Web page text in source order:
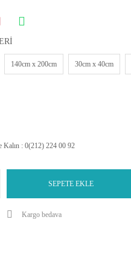
140cm x 200cm 30cm x 40cm
Kalın : 0(212) 224 00 92
SEPETE EKLE
Kargo bedava